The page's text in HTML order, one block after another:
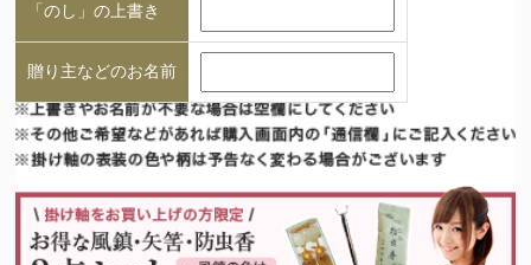
「のし」の上書き
贈り主などのお名前